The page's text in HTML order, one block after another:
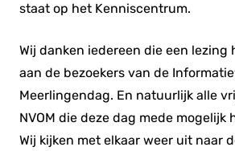
staat op het Kenniscentrum.
Wij danken iedereen die een lezing
aan de bezoekers van de
Meerlingendag. En natuurlijk alle
NVOM die deze dag mede mogelijk
Wij kijken met elkaar weer uit naar